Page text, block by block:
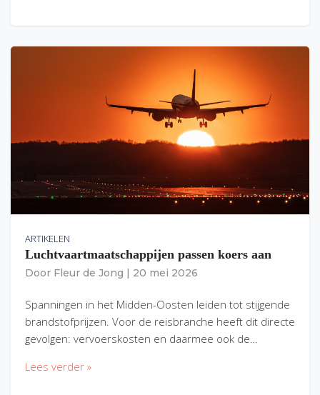
ARTIKELEN
Luchtvaartmaatschappijen passen koers aan
Door Fleur de Jong 20 mei 2026
Spanningen in het Midden-Oosten leiden tot stijgende
brandstofprijzen. Voor de reisbranche heeft dit directe
gevolgen: vervoerskosten en daarmee ook de…
Lees verder »